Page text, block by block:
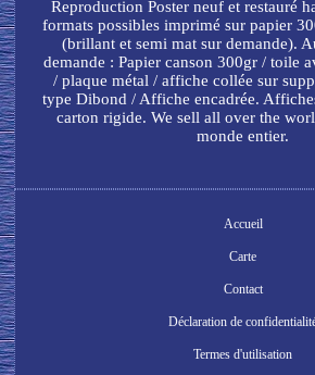
Reproduction Poster neuf et restauré
formats possibles imprimé sur papier
(brillant et semi mat sur demande).
demande : Papier canson 300gr / toile
/ plaque métal / affiche collée sur
type Dibond / Affiche encadrée.
carton rigide. We sell all over the
monde entier.
Accueil
Carte
Contact
Déclaration de
Termes d'utilisation